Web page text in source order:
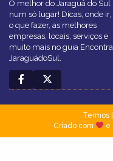
O melhor do Jaraguá do Sul
num só lugar! Dicas, onde ir,
o que fazer, as melhores
empresas, locais, serviços e
muito mais no guia Encontra
JaraguádoSul.
Termos|
Criado com
e